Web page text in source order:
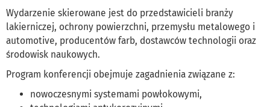
Wydarzenie skierowane jest do przedstawicieli branży
lakierniczej, ochrony powierzchni, przemysłu metalowego i
automotive, producentów farb, dostawców technologii oraz
środowisk naukowych.
Program konferencji obejmuje zagadnienia związane z:
nowoczesnymi systemami powłokowymi,